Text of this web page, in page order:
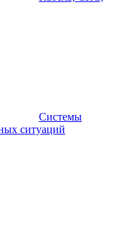
Системы
ситуаций